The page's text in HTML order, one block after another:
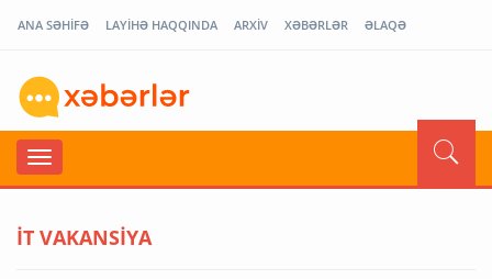
ANA SƏHİFƏ LAYİHƏ HAQQINDA ARXİV XƏBƏRLƏR ƏLAQƏ
İT VAKANSİYA